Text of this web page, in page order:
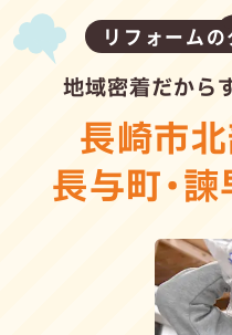
リフォーム
地域密着だから
長崎市
長与町・諫